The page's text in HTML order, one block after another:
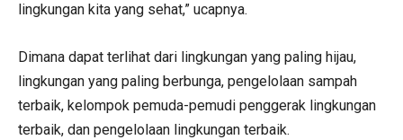
lingkungan kita yang sehat,” ucapnya.
Dimana dapat terlihat dari lingkungan yang paling hijau,
lingkungan yang paling berbunga, pengelolaan sampah
terbaik, kelompok pemuda-pemudi penggerak lingkungan
terbaik, dan pengelolaan lingkungan terbaik.